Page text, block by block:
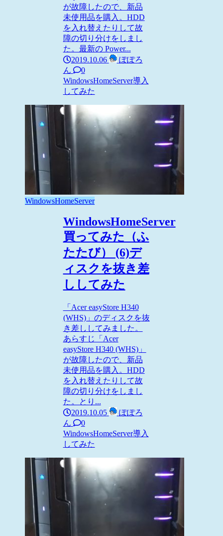
が故障したので、新品
未使用品を購入。HDD
を入れ替えたりして故
障の切り分けをしまし
た。最新の Power...
2019.10.06
ぽぽろ
ん
0
WindowsHomeServer導入
してみた
WindowsHomeServer
WindowsHomeServer
買ってみた（ふ
たたび） (6)デ
ィスクを抜き差
ししてみた
「Acer easyStore H340
(WHS)」のディスクを抜
き差ししてみました。
あらすじ「Acer
easyStore H340 (WHS)」
が故障したので、新品
未使用品を購入。HDD
を入れ替えたりして故
障の切り分けをしまし
た。とり...
2019.10.05
ぽぽろ
ん
0
WindowsHomeServer導入
してみた